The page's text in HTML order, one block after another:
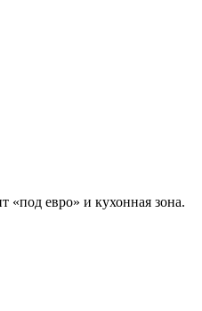
«под евро» и кухонная зона.